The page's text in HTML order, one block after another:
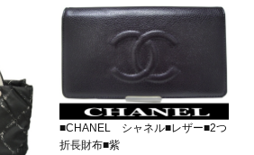
■CHANEL シャネル■レザー■2つ
折長財布■紫